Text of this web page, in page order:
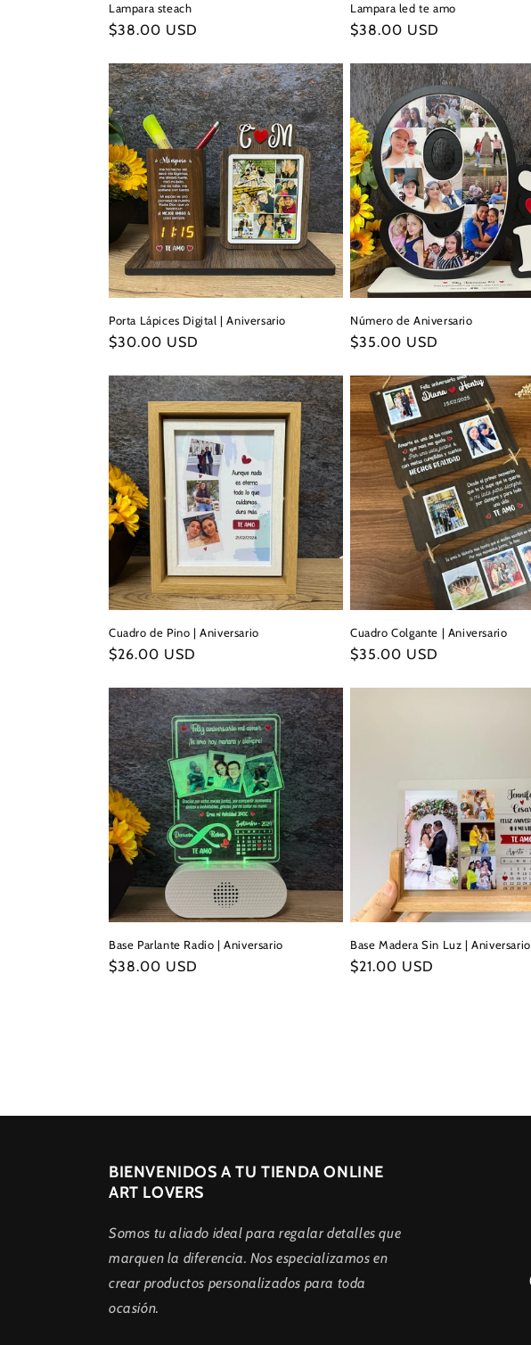
Lampara steach
Precio
$38.00 USD
Lampara led te amo
Precio
$38.00 USD
Porta Lápices Digital | Aniversario
Precio
$30.00 USD
Número de Aniversario
Precio
$35.00 USD
Cuadro de Pino | Aniversario
Precio
$26.00 USD
Cuadro Colgante | Aniversario
Precio
$35.00 USD
Base Parlante Radio | Aniversario
Precio
$38.00 USD
Base Madera Sin Luz | Aniversario
Precio
$21.00 USD
BIENVENIDOS A TU TIENDA ONLINE
ART LOVERS
Somos tu aliado ideal para regalar detalles que
marquen la diferencia. Nos especializamos en
crear productos personalizados para toda
ocasión.